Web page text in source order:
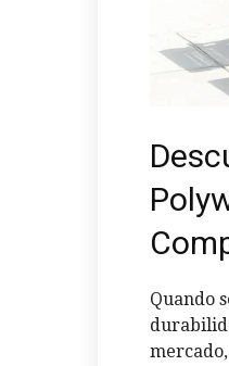
Quando